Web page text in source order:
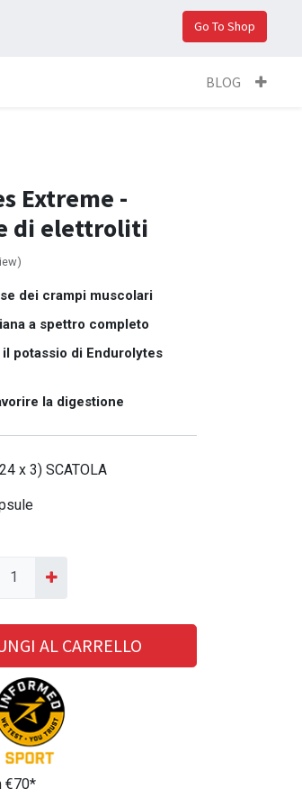
Go To Shop
BLOG
Extreme -
di elettroliti
dei crampi muscolari
a spettro completo
potassio di Endurolytes
la digestione
x 3) SCATOLA
AL CARRELLO
€70*